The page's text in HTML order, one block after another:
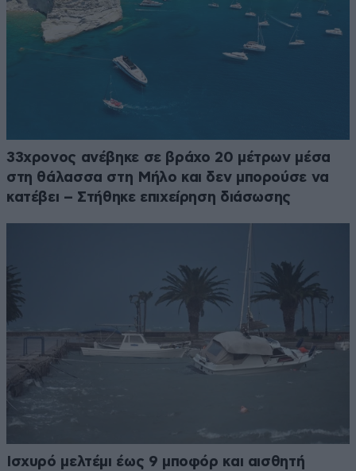
33χρονος ανέβηκε σε βράχο 20 μέτρων μέσα
στη θάλασσα στη Μήλο και δεν μπορούσε να
κατέβει – Στήθηκε επιχείρηση διάσωσης
Ισχυρό μελτέμι έως 9 μποφόρ και αισθητή